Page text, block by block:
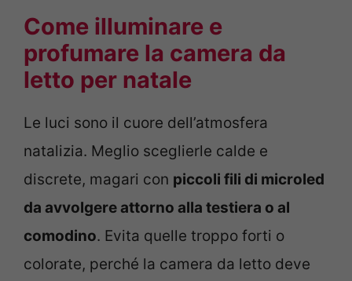
Come illuminare e
profumare la camera da
letto per natale
Le luci sono il cuore dell’atmosfera
natalizia. Meglio sceglierle calde e
discrete, magari con piccoli fili di microled
da avvolgere attorno alla testiera o al
comodino. Evita quelle troppo forti o
colorate, perché la camera da letto deve